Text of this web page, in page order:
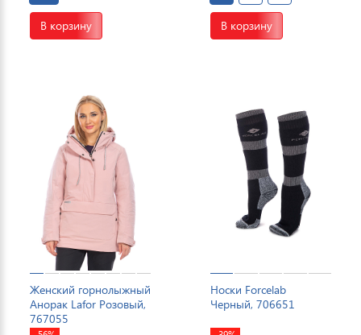
В корзину В корзину
Женский горнолыжный
Анорак Lafor Розовый,
767055
Носки Forcelab
Черный, 706651